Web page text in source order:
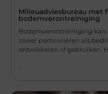
Milieuadviesbureau met
bodemverontreiniging
Bodemverontreiniging kan
zowel particulieren als
ontwikkelen of gebruiken.